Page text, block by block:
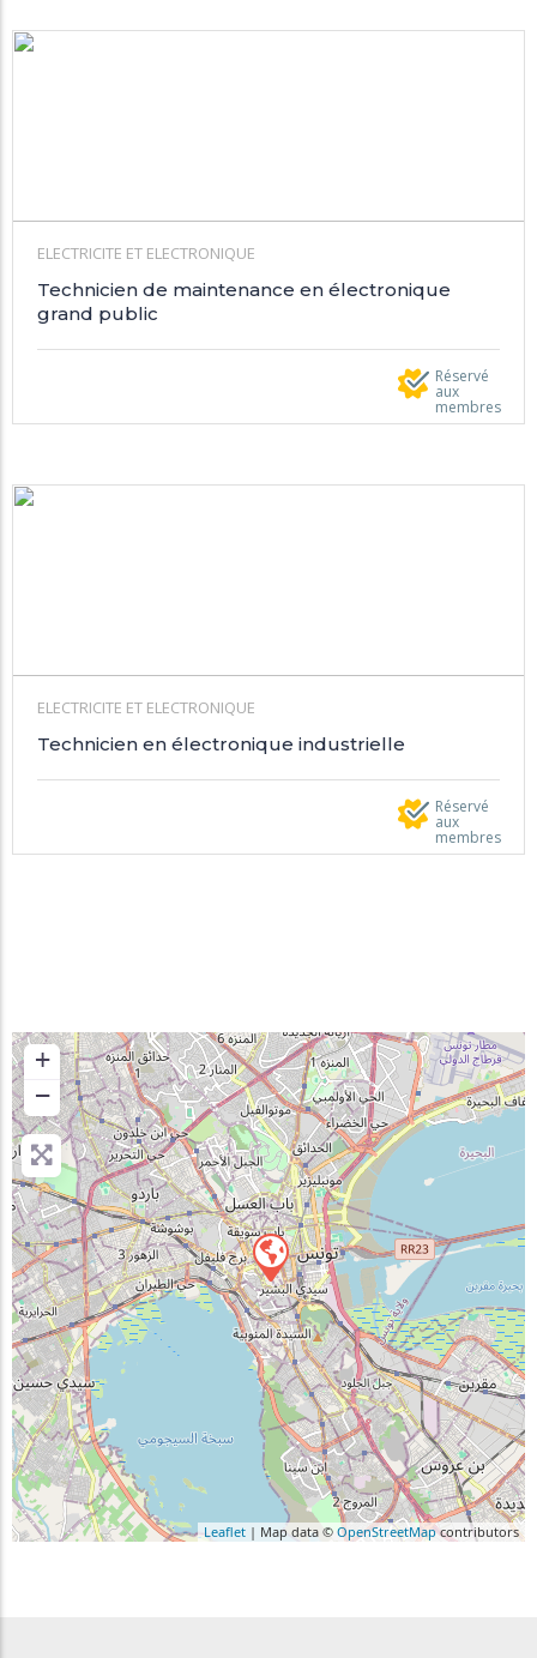
ELECTRICITE ET ELECTRONIQUE
Technicien de maintenance en électronique
grand public
Réservé
aux
membres
ELECTRICITE ET ELECTRONIQUE
Technicien en électronique industrielle
Réservé
aux
membres
+
−
Leaflet | Map data © OpenStreetMapcontributors